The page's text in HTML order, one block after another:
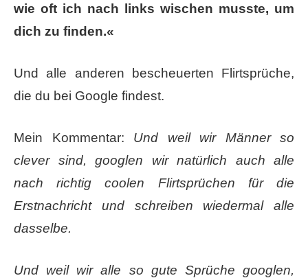
wie oft ich nach links wischen musste, um
dich zu finden.«
Und alle anderen bescheuerten Flirtsprüche,
die du bei Google findest.
Mein Kommentar: Und weil wir Männer so
clever sind, googlen wir natürlich auch alle
nach richtig coolen Flirtsprüchen für die
Erstnachricht und schreiben wiedermal alle
dasselbe.
Und weil wir alle so gute Sprüche googlen,